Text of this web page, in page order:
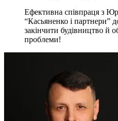
Ефективна співпраця з
“Касьяненко і партнери”
закінчити будівництво й
проблеми!